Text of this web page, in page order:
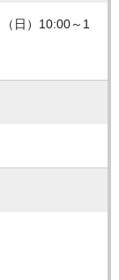
日）10:00～1